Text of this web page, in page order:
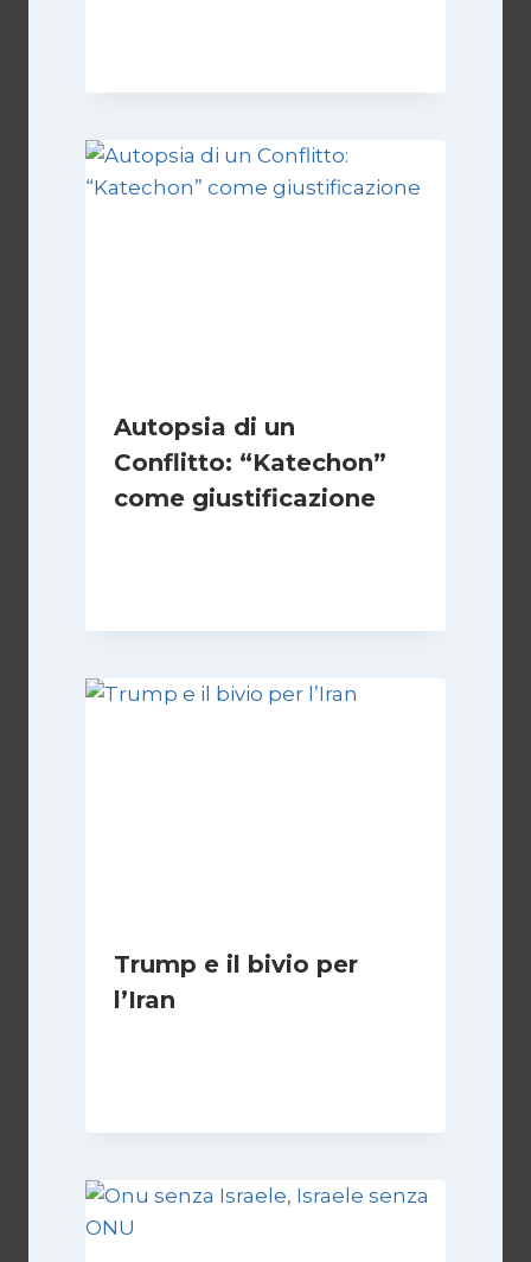
Autopsia di un
Conflitto: “Katechon”
come giustificazione
Trump e il bivio per
l’Iran